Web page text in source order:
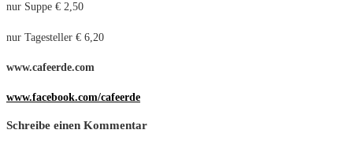
nur Suppe € 2,50
nur Tagesteller € 6,20
www.cafeerde.com
www.facebook.com/cafeerde
Schreibe einen Kommentar